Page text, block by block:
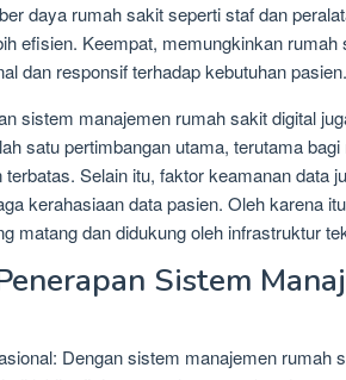
daya rumah sakit seperti staf dan
efisien. Keempat, memungkinkan
dan responsif terhadap kebutuhan pasien.
sistem manajemen rumah sakit digital
satu pertimbangan utama, terutama
terbatas. Selain itu, faktor keamanan data
kerahasiaan data pasien. Oleh karena
matang dan didukung oleh infrastruktur
Sistem
Dengan sistem manajemen rumah